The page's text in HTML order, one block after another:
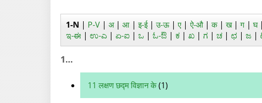
1-N | P-V|अ|आ|इ-ई|उ-ऊ|ए |ऐ-औ|क|ख|ग|घ
ಇ-ಈ| ಉ-ಎ| ಏ-ಐ| ಒ | ಓ-ಔ | ಕ| ಖ| ಗ | ಚ| ಛ | ಜ |
1...
11 लक्षण छद्म विज्ञान के(1)